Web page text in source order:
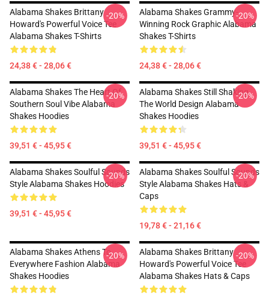
Alabama Shakes Brittany
Howard's Powerful Voice Tee
Alabama Shakes T-Shirts
24,38 € - 28,06 €
-20%
Alabama Shakes Grammy-
Winning Rock Graphic Alabama
Shakes T-Shirts
24,38 € - 28,06 €
-20%
Alabama Shakes The Heart Of
Southern Soul Vibe Alabama
Shakes Hoodies
39,51 € - 45,95 €
-20%
Alabama Shakes Still Shaking
The World Design Alabama
Shakes Hoodies
39,51 € - 45,95 €
-20%
Alabama Shakes Soulful Sounds
Style Alabama Shakes Hoodies
39,51 € - 45,95 €
-20%
Alabama Shakes Soulful Sounds
Style Alabama Shakes Hats &
Caps
19,78 € - 21,16 €
-20%
Alabama Shakes Athens To
Everywhere Fashion Alabama
Shakes Hoodies
-20%
Alabama Shakes Brittany
Howard's Powerful Voice Tee
Alabama Shakes Hats & Caps
-20%